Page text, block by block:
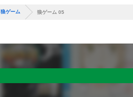
狼ゲーム 狼ゲーム 05